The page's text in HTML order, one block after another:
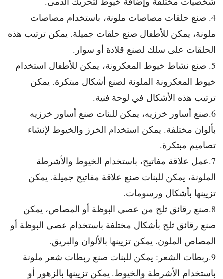
4. صنع حلقات مصاصات ملونة، باستخدام مصاصات
ملونة، يمكن للأطفال صنع حلقات جميلة. يمكن ترتيب هذه
الحلقات على سلك لصنع قلادة أو سوار.
5. صنع نشاط خيوط المعكرونة، يمكن للأطفال استخدام
خيوط المعكرونة الملونة لصنع أشكال مبتكرة. يمكن
ترتيب هذه الأشكال في لوحة فنية.
6.صنع أساور خرزيه، يمكن للبنات صنع أساور خرزيه
بألوان مختلفة. يمكن استخدام الخرز والخيوط لإنشاء
تصاميم مبتكرة.
7.عمل علاقة مفاتيح، باستخدام الخيوط والأشرطة
الملونة، يمكن للبنات صنع علاقة مفاتيح جميلة. يمكن
تزيينها بأشكال ورسومات.
8.صنع رقائق ثلج من عصي البوظة أو المصاص، يمكن
صنع رقائق ثلج بأشكال مختلفة باستخدام عصي البوظة أو
المصاص الملون. يمكن تزيينها بالألوان والبريق.
9.ربطات الشعر: يمكن للبنات صنع ربطات شعر ملونة
باستخدام الأشرطة والخيوط. يمكن تزيينها بالزهور أو